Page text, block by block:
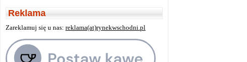
Reklama
Zareklamuj się u nas: reklama(at)rynekwschodni.pl